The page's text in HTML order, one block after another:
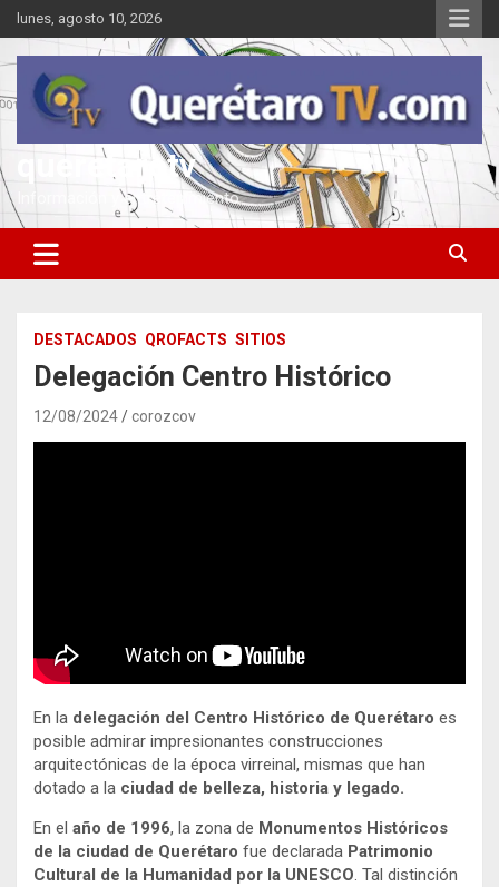
Saltar
al
contenido
lunes, agosto 10, 2026
queretarotv
Información y entretenimiento
DESTACADOS QROFACTS SITIOS
Delegación Centro Histórico
12/08/2024 corozcov
En la delegación del Centro Histórico de Querétaro es
posible admirar impresionantes construcciones
arquitectónicas de la época virreinal, mismas que han
dotado a la ciudad de belleza, historia y legado.
En el año de 1996, la zona de Monumentos Históricos
de la ciudad de Querétaro fue declarada Patrimonio
Cultural de la Humanidad por la UNESCO. Tal distinción